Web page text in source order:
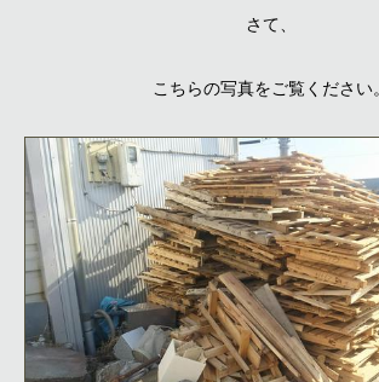
さて、
こちらの写真をご覧ください。